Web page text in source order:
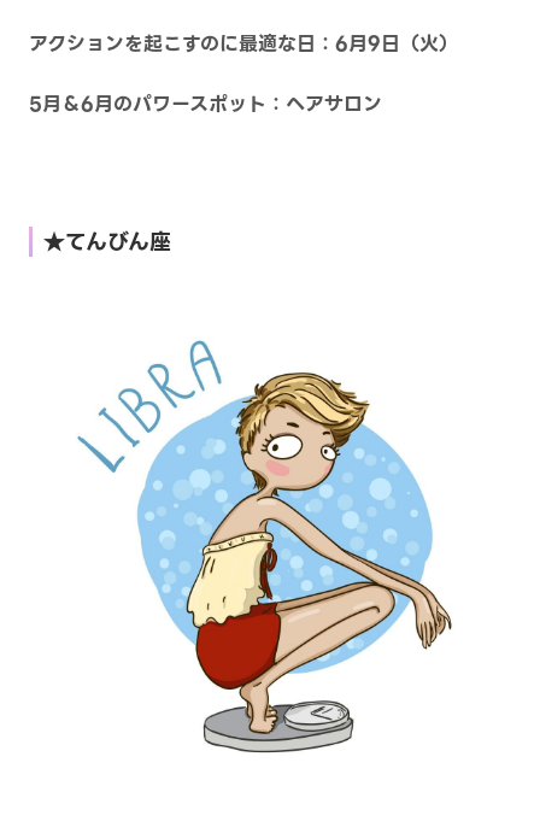
アクションを起こすのに最適な日：6月9日（火）
5月＆6月のパワースポット：ヘアサロン
★てんびん座